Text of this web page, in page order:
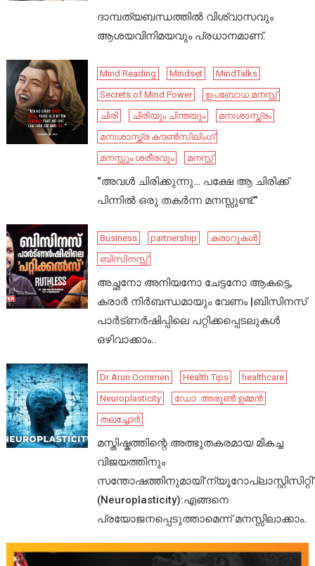
ദാമ്പത്യബന്ധത്തിൽ വിശ്വാസവും
ആശയവിനിമയവും പ്രധാനമാണ്.
Mind Reading Mindset
MindTalks
Secrets of Mind Power
ഉപബോധ മനസ്സ്
ചിരി
ചിരിയും ചിന്തയും
മനഃശാസ്ത്രം
മനഃശാസ്ത്ര കൗൺസിലിംഗ്
മനസ്സും ശരീരവും
മനസ്സ്
“അവൾ ചിരിക്കുന്നു… പക്ഷേ ആ ചിരിക്ക്
പിന്നിൽ ഒരു തകർന്ന മനസ്സുണ്ട്.”
Business partnership
കരാറുകൾ
ബിസിനസ്സ്
അച്ഛനോ അനിയനോ ചേട്ടനോ ആകട്ടെ,
കരാർ നിർബന്ധമായും വേണം |ബിസിനസ്
പാർട്ണർഷിപ്പിലെ പറ്റിക്കപ്പെടലുകൾ
ഒഴിവാക്കാം..
Dr Arun Oommen Health Tips
healthcare
Neuroplasticity
ഡോ .അരുൺ ഉമ്മൻ
തലച്ചോർ
മസ്തിഷ്കത്തിന്റെ അത്ഭുതകരമായ മികച്ച
വിജയത്തിനും
സന്തോഷത്തിനുമായി’ന്യൂറോപ്ലാസ്റ്റിസിറ്റി’
(Neuroplasticity):എങ്ങനെ
പ്രയോജനപ്പെടുത്താമെന്ന് മനസ്സിലാക്കാം.